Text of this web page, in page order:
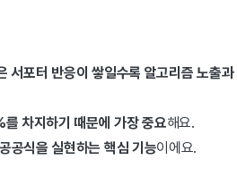
서포터 반응이 쌓일수록 알고리즘 노출
차지하기 때문에 가장 중요해요.
공식을 실현하는 핵심 기능이에요.